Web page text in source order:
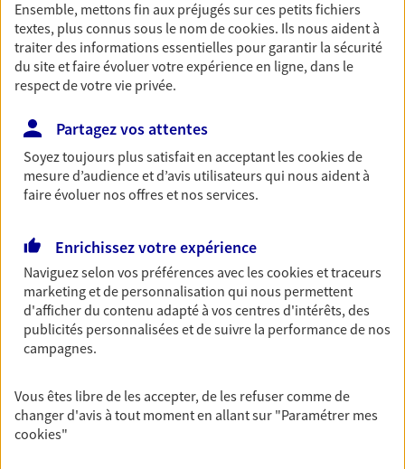
Découvrir les offres Épargne
Retraite
votre vie avec les conseils d'un expert. Découvrez
notre solution PER (Plan Epargne Retraite)
spécialement conçue pour la retraite.
Découvrir l'offre Retraite
Prévoyance
Pour un avenir serein, assurez-vous avec notre
contrat prévoyance. Préservez vos proches en cas
d'accident ou de maladie en optant pour les
garanties incapacité temporaire totale de travail,
invalidité ou de décès.
Découvrir l'offre Prévoyance
Ensemble, mettons fin aux préjugés sur ces petits fichiers
textes, plus connus sous le nom decookies. Ils nous aident à
traiter des informations essentielles pour garantir la sécurité
du site et faire évoluer votre expérience en ligne, dans le
respect de votre vie privée.
Partagez vos attentes
Soyez toujours plus satisfait en acceptant lescookiesde
mesure d’audience et d’avis utilisateurs qui nous aident à
faire évoluer nos offres et nos services.
Enrichissez votre expérience
Naviguez selon vos préférences avec lescookies et traceurs
marketing et de personnalisation qui nous permettent
d'afficher du contenu adapté à vos centres d'intérêts, des
publicités personnalisées et de suivre la performance de nos
campagnes.
Vous êtes libre de les accepter, de les refuser comme de
changer d'avis à tout moment en allant sur "Paramétrer mes
cookies"